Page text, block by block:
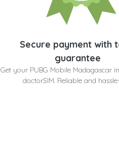
Secure payment with
guarantee
Get your PUBG Mobile Madagascar
doctorSIM. Reliable and